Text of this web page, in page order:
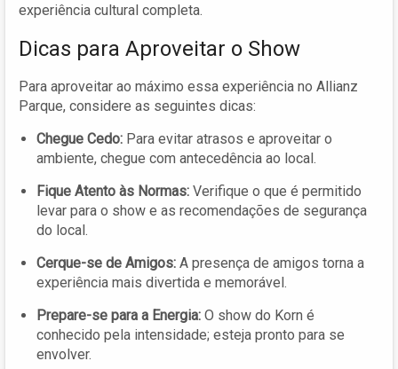
experiência cultural completa.
Dicas para Aproveitar o Show
Para aproveitar ao máximo essa experiência no Allianz
Parque, considere as seguintes dicas:
Chegue Cedo: Para evitar atrasos e aproveitar o
ambiente, chegue com antecedência ao local.
Fique Atento às Normas: Verifique o que é permitido
levar para o show e as recomendações de segurança
do local.
Cerque-se de Amigos: A presença de amigos torna a
experiência mais divertida e memorável.
Prepare-se para a Energia: O show do Korn é
conhecido pela intensidade; esteja pronto para se
envolver.